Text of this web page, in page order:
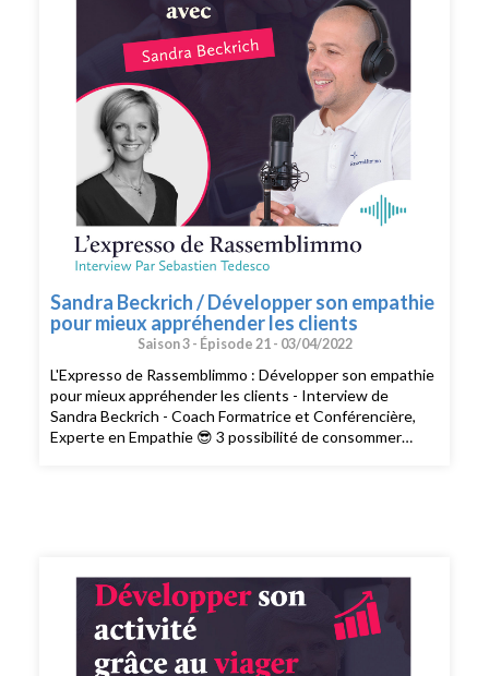
vous voulez passer à l'action et bénéficier des meilleurs
conseils pour exploiter pleinement votre potentiel, vous
pouvez bénéficier d'un bilan offert avec un expert de
l’équipe. Cliquez ici pour réserver votre bilan(
https://meetings.hubspot.com/silvy/entretien-via-
podcast )
Sandra Beckrich / Développer son empathie
pour mieux appréhender les clients
Saison 3 - Épisode 21 - 03/04/2022
L'Expresso de Rassemblimmo : Développer son empathie
pour mieux appréhender les clients - Interview de
Sandra Beckrich - Coach Formatrice et Conférencière,
Experte en Empathie 😎 3 possibilité de consommer
d'écoute favorite ! Que demander de plus !? Ah si !!
Peut-être mettre une note et un avis sur votre
plateforme de podcast pour le faire découvrir par
d'autres conseillers. Merci pour votre soutien. 🙏🏻 Si
vous voulez passer à l'action et bénéficier des meilleurs